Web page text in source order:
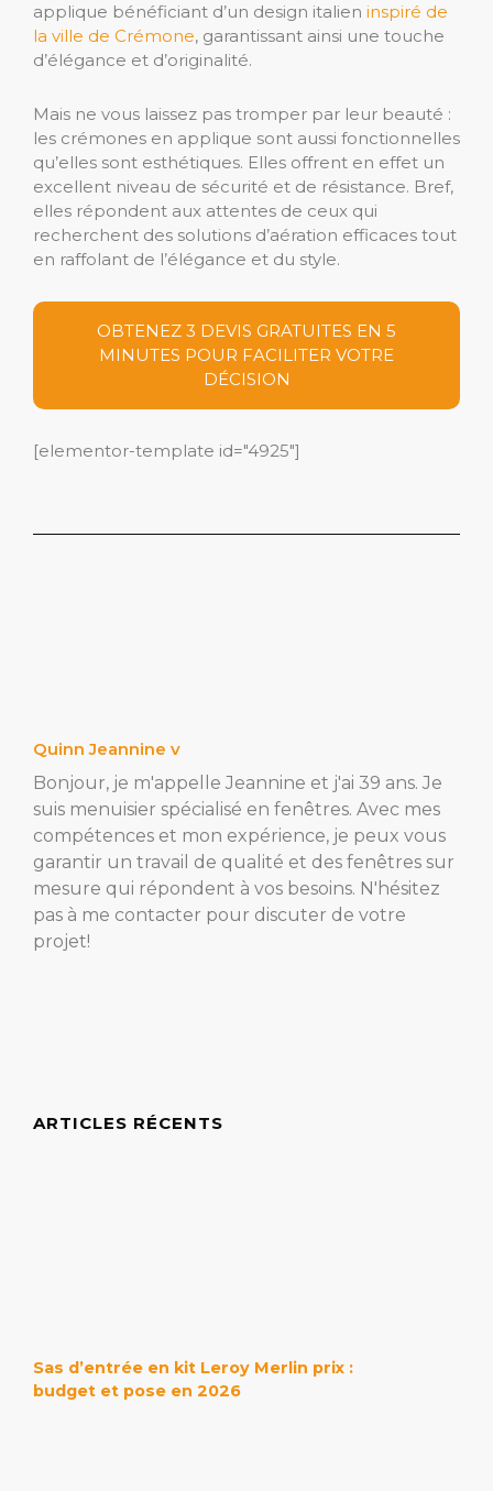
applique bénéficiant d’un design italien inspiré de
la ville de Crémone, garantissant ainsi une touche
d’élégance et d’originalité.
Mais ne vous laissez pas tromper par leur beauté :
les crémones en applique sont aussi fonctionnelles
qu’elles sont esthétiques. Elles offrent en effet un
excellent niveau de sécurité et de résistance. Bref,
elles répondent aux attentes de ceux qui
recherchent des solutions d’aération efficaces tout
en raffolant de l ’ élégance et du style.
OBTENEZ 3 DEVIS GRATUITES EN 5
MINUTES POUR FACILITER VOTRE
DÉCISION
[elementor-template id="4925"]
Quinn Jeannine v
Bonjour, je m'appelle Jeannine et j'ai 39 ans. Je
suis menuisier spécialisé en fenêtres. Avec mes
compétences et mon expérience, je peux vous
garantir un travail de qualité et des fenêtres sur
mesure qui répondent à vos besoins. N'hésitez
pas à me contacter pour discuter de votre
projet!
ARTICLES RÉCENTS
Sas d’entrée en kit Leroy Merlin prix :
budget et pose en 2026